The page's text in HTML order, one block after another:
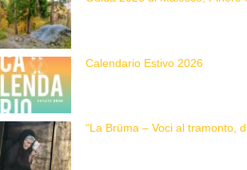
Calendario Estivo 2026